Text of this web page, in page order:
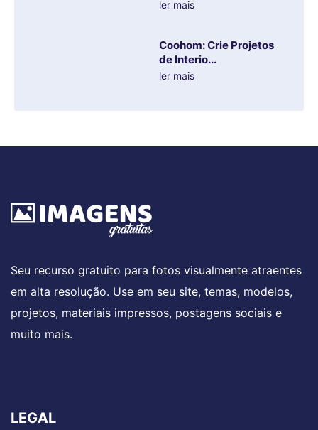
ler mais
Coohom: Crie Projetos
de Interio...
ler mais
Seu recurso gratuito para fotos visualmente atraentes
em alta resolução. Use em seu site, temas, modelos,
projetos, materiais impressos, postagens sociais e
muito mais.
LEGAL